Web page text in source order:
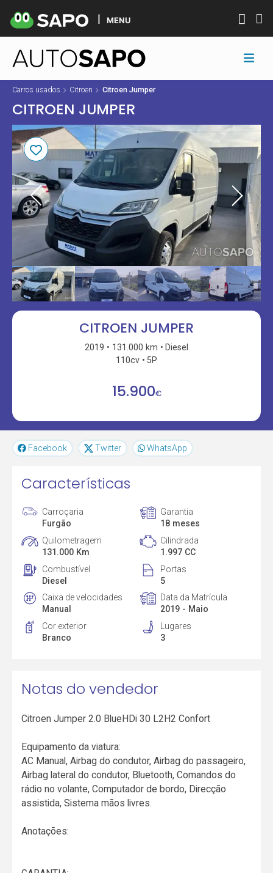
MENU
Carros usados Citroen Citroen Jumper
CITROEN JUMPER
CITROEN JUMPER
2019 131.000 km
Diesel
110cv
5P
15.900€
Facebook Twitter WhatsApp
Características
Carroçaria
Furgão
Garantia
18 meses
Quilometragem
131.000 Km
Cilindrada
1.997 CC
Combustível
Diesel
Portas
5
Caixa de velocidades
Manual
Data da Matrícula
2019 - Maio
Cor exterior
Branco
Lugares
3
Notas do vendedor
Citroen Jumper 2.0 BlueHDi 30 L2H2 Confort
Equipamento da viatura:
AC Manual, Airbag do condutor, Airbag do passageiro,
Airbag lateral do condutor, Bluetooth, Comandos do
rádio no volante, Computador de bordo, Direcção
assistida, Sistema mãos livres.
Anotações: